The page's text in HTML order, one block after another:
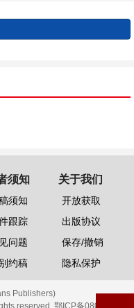
须知
须知
跟踪
问题
约稿
关于我们
开放获取
出版协议
保存/撤销
隐私保护
Publishers)
reserved. 鄂ICP备08006613